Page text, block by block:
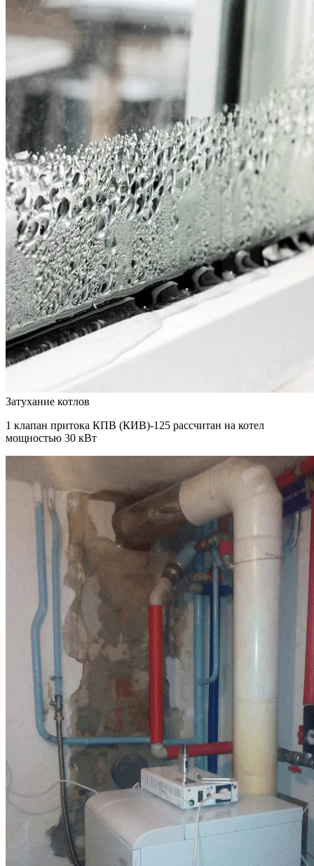
Затухание котлов
1 клапан притока КПВ (КИВ)-125 рассчитан на котел
мощностью 30 кВт